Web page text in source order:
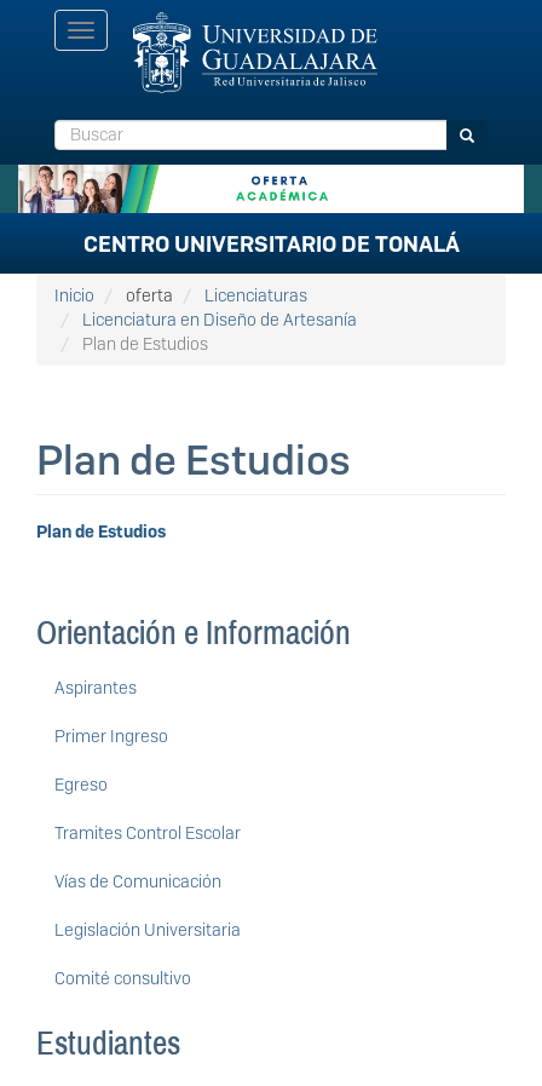
Toggle
navigation
Buscar Buscar
CENTRO UNIVERSITARIO DE TONALÁ
Inicio oferta
Licenciaturas
Licenciatura en Diseño de Artesanía
Plan de Estudios
Plan de Estudios
Plan de Estudios
Orientación e Información
Aspirantes
Primer Ingreso
Egreso
Tramites Control Escolar
Vías de Comunicación
Legislación Universitaria
Comité consultivo
Estudiantes